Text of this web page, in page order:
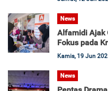
News
Alfamidi Ajak
Fokus pada
Kamis, 19 Jun
News